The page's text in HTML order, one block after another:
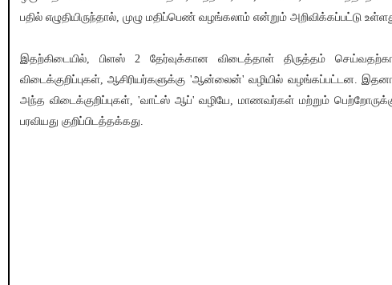
பதில் எழுதியிருந்தால், முழு மதிப்பெண் வழங்கலாம் என்றும் அறிவிக்கப்பட்டு
இதற்கிடையில், பிளஸ் 2 தேர்வுக்கான விடைத்தாள் திருத்தம்
விடைக்குறிப்புகள், ஆசிரியர்களுக்கு 'ஆன்லைன்' வழியில் வழங்கப்பட்டன.
அந்த விடைக்குறிப்புகள், 'வாட்ஸ் ஆப்' வழியே, மாணவர்கள் மற்றும்
பரவியது குறிப்பிடத்தக்கது.